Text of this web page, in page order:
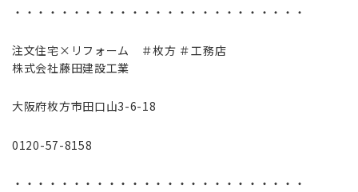
・・・・・・・・・・・・・・・・・・・・・・・・・
注文住宅×リフォーム ＃枚方 ＃工務店
株式会社藤田建設工業
大阪府枚方市田口山3-6-18
0120-57-8158
・・・・・・・・・・・・・・・・・・・・・・・・・